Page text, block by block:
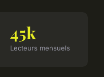
45k
Lecteurs mensuels